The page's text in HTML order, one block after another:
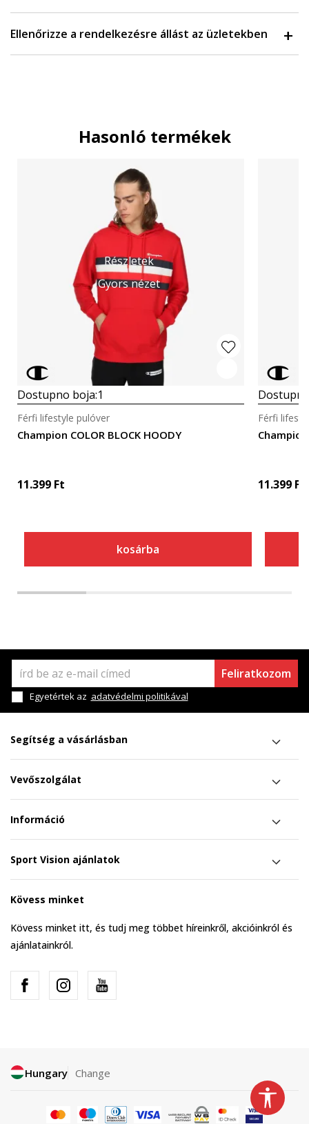
Ellenőrizze a rendelkezésre állást az üzletekben
Hasonló termékek
Részletek
Gyors nézet
Dostupno boja:1
Champion COLOR BLOCK HOODY
Férfi lifestyle pulóver
11.399 Ft
kosárba
Champion
Férfi
11.399 Ft
Feliratkozom
Egyetértek az adatvédelmi politikával
Segítség a vásárlásban
Vevőszolgálat
Információ
Sport Vision ajánlatok
Kövess minket
Kövess minket itt, és tudj meg többet híreinkről, akcióinkról és
ajánlatainkról.
Hungary Change